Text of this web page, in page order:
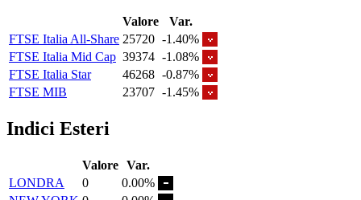
Valore
Var.
FTSE Italia All-Share 25720 -1.40%
FTSE Italia Mid Cap 39374 -1.08%
FTSE Italia Star
46268 -0.87%
FTSE MIB
23707 -1.45%
Indici Esteri
Valore Var.
LONDRA
0
0.00%